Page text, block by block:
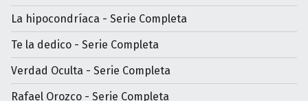
La hipocondríaca - Serie Completa
Te la dedico - Serie Completa
Verdad Oculta - Serie Completa
Rafael Orozco - Serie Completa